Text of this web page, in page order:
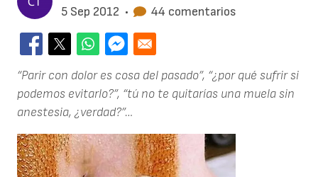
5 Sep 2012 • 44 comentarios
“Parir con dolor es cosa del pasado”, “¿por qué sufrir si
podemos evitarlo?”, “tú no te quitarías una muela sin
anestesia, ¿verdad?”…